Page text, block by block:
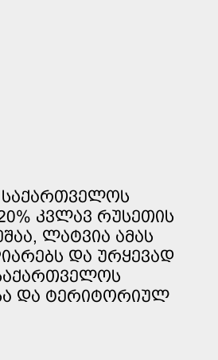
ᲡᲐᲥᲐᲠᲗᲕᲔᲚᲝᲡ
ᲙᲕᲚᲐᲕ ᲠᲣᲡᲔᲗᲘᲡ
ᲚᲐᲢᲕᲘᲐ ᲐᲛᲐᲡ
ᲓᲐ ᲣᲠᲧᲔᲕᲐᲓ
ᲓᲐ ᲢᲔᲠᲘᲢᲝᲠᲘᲣᲚ